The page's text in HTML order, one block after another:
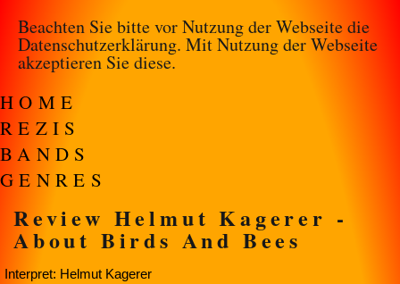
Beachten Sie bitte vor Nutzung der Webseite die
Datenschutzerklärung. Mit Nutzung der Webseite
akzeptieren Sie diese.
HOME
REZIS
BANDS
GENRES
Review Helmut Kagerer -
About Birds And Bees
Interpret: Helmut Kagerer